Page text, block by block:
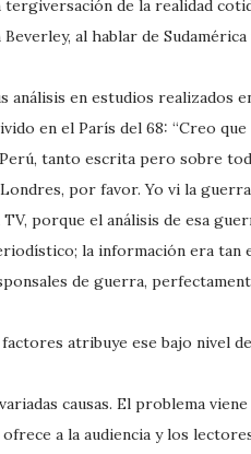
tergiversación de la realidad
al hablar de Sudamérica
análisis en estudios realizados
en el París del 68: “Creo
tanto escrita pero sobre
por favor. Yo vi la
porque el análisis de esa
la información era tan
de guerra,
factores atribuye ese bajo nivel
causas. El problema
a la audiencia y los